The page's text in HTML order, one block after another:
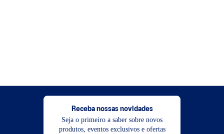
Receba nossas novidades
Seja o primeiro a saber sobre novos
produtos, eventos exclusivos e ofertas